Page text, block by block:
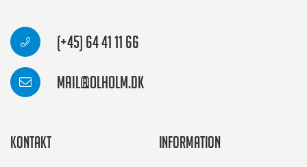
(+45) 64 41 11 66
mail@olholm.dk
Kontakt Information